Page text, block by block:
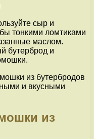
сыр и
тонкими ломтиками
маслом.
бутерброд и
из бутербродов
и вкусными
из